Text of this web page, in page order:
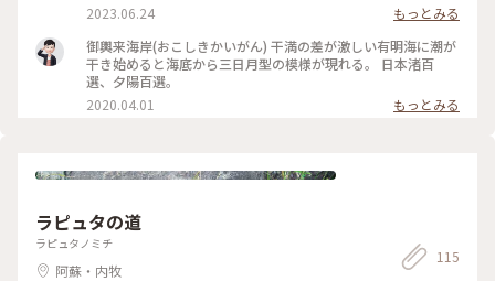
2023.06.24
もっとみる
御輿来海岸(おこしきかいがん) 干満の差が激しい有明海に潮が
干き始めると海底から三日月型の模様が現れる。 日本渚百
選、夕陽百選。
2020.04.01
もっとみる
ラピュタの道
ラピュタノミチ
阿蘇・内牧
115